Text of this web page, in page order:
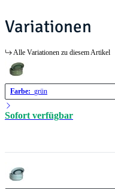
Variationen
Alle Variationen zu diesem Artikel
Farbe: grün
Sofort verfügbar